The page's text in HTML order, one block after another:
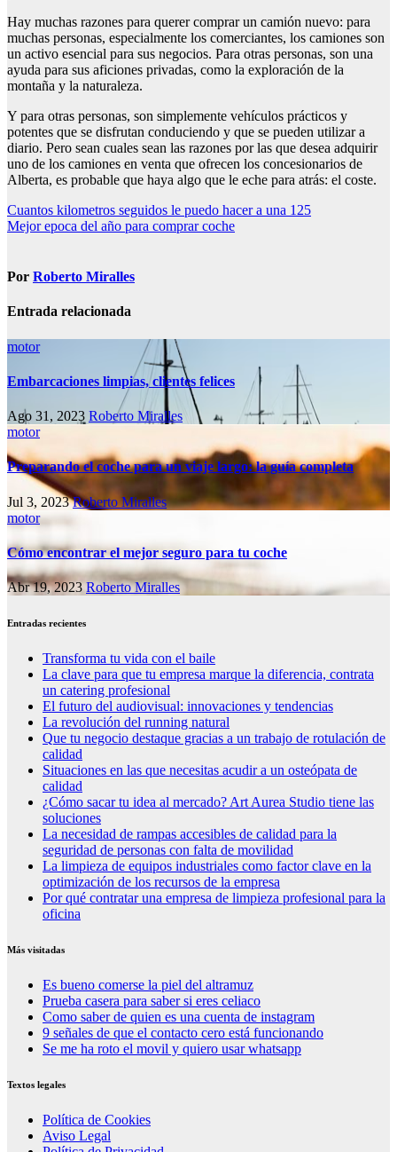
Hay muchas razones para querer comprar un camión nuevo: para
muchas personas, especialmente los comerciantes, los camiones son
un activo esencial para sus negocios. Para otras personas, son una
ayuda para sus aficiones privadas, como la exploración de la
montaña y la naturaleza.
Y para otras personas, son simplemente vehículos prácticos y
potentes que se disfrutan conduciendo y que se pueden utilizar a
diario. Pero sean cuales sean las razones por las que desea adquirir
uno de los camiones en venta que ofrecen los concesionarios de
Alberta, es probable que haya algo que le eche para atrás: el coste.
Navegación
de
Cuantos kilometros seguidos le puedo hacer a una 125
Mejor epoca del año para comprar coche
Por Roberto Miralles
Entrada relacionada
motor
Embarcaciones limpias, clientes felices
Ago 31, 2023 Roberto Miralles
motor
Preparando el coche para un viaje largo: la guía completa
Jul 3, 2023Roberto Miralles
motor
Cómo encontrar el mejor seguro para tu coche
Abr 19, 2023Roberto Miralles
Entradas recientes
Transforma tu vida con el baile
La clave para que tu empresa marque la diferencia, contrata
un catering profesional
El futuro del audiovisual: innovaciones y tendencias
La revolución del running natural
Que tu negocio destaque gracias a un trabajo de rotulación de
calidad
Situaciones en las que necesitas acudir a un osteópata de
calidad
¿Cómo sacar tu idea al mercado? Art Aurea Studio tiene las
soluciones
La necesidad de rampas accesibles de calidad para la
seguridad de personas con falta de movilidad
La limpieza de equipos industriales como factor clave en la
optimización de los recursos de la empresa
Por qué contratar una empresa de limpieza profesional para la
oficina
Más visitadas
Es bueno comerse la piel del altramuz
Prueba casera para saber si eres celiaco
Como saber de quien es una cuenta de instagram
9 señales de que el contacto cero está funcionando
Se me ha roto el movil y quiero usar whatsapp
Textos legales
Política de Cookies
Aviso Legal